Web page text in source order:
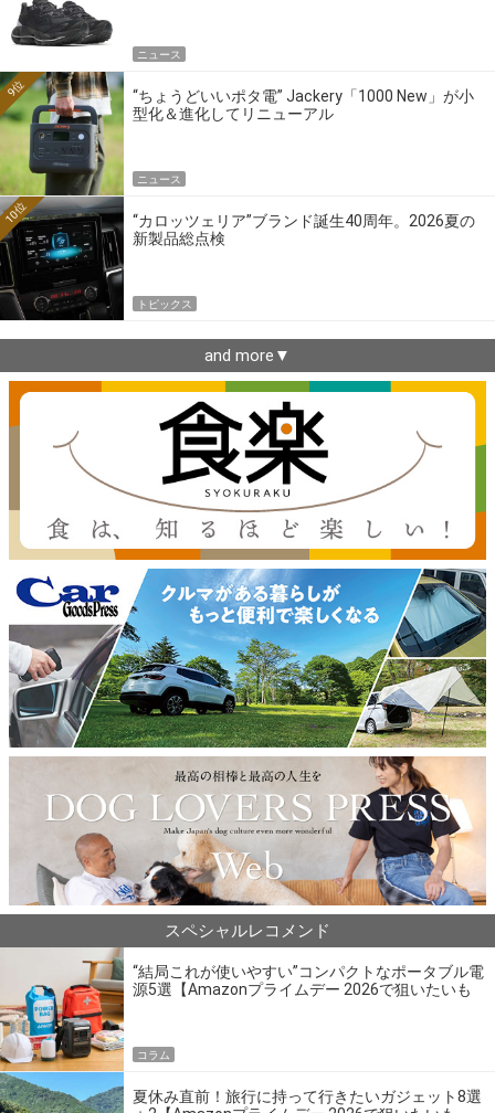
ニュース
“ちょうどいいポタ電” Jackery「1000 New」が小
型化＆進化してリニューアル
9位
ニュース
“カロッツェリア”ブランド誕生40周年。2026夏の
新製品総点検
10位
トピックス
and more▼
スペシャルレコメンド
“結局これが使いやすい”コンパクトなポータブル電
源5選【Amazonプライムデー 2026で狙いたいも
コラム
夏休み直前！旅行に持って行きたいガジェット8選